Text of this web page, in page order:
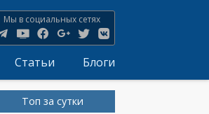
Мы в социальных сетях
Статьи Блоги
Топ за сутки